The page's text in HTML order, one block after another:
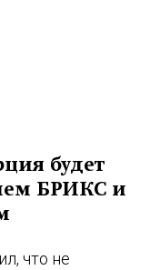
будет
БРИКС и
что не